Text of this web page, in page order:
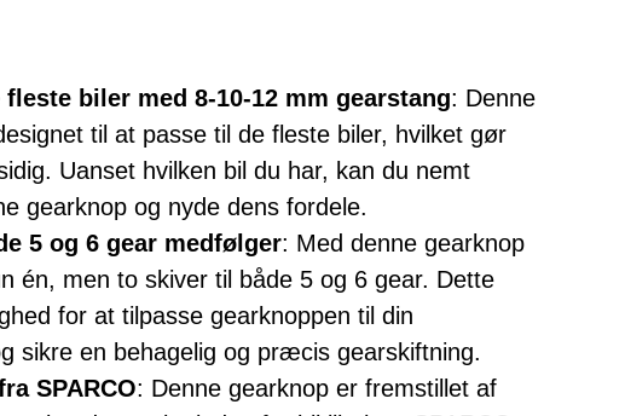
biler med 8-10-12 mm gearstang: Denne
til at passe til de fleste biler, hvilket gør
Uanset hvilken bil du har, kan du nemt
gearknop og nyde dens fordele.
5 og 6 gear medfølger: Med denne gearknop
én, men to skiver til både 5 og 6 gear. Dette
for at tilpasse gearknoppen til din
sikre en behagelig og præcis gearskiftning.
SPARCO: Denne gearknop er fremstillet af